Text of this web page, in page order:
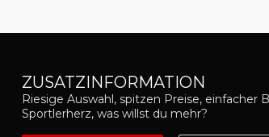
ZUSATZINFORMATION
Riesige Auswahl, spitzen Preise, einfacher
Sportlerherz, was willst du mehr?